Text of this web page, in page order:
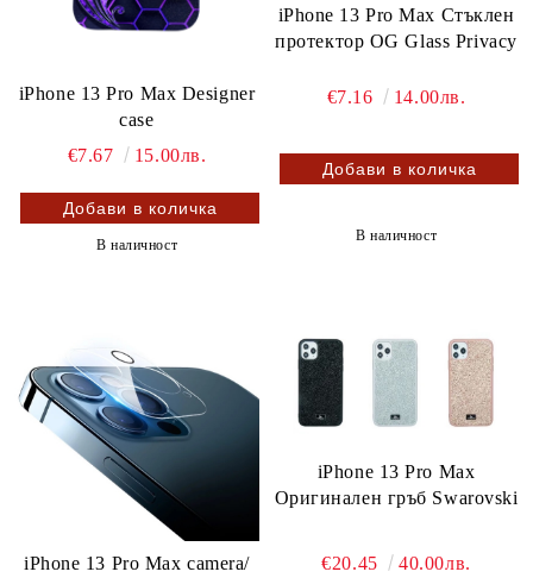
iPhone 13 Pro Max Designer
case
€7.67
15.00лв.
В наличност
iPhone 13 Pro Max Стъклен
протектор OG Glass Privacy
€7.16 14.00лв.
В наличност
iPhone 13 Pro Max camera/
iPhone 13 Pro Max
Оригинален гръб Swarovski
€20.45 40.00лв.